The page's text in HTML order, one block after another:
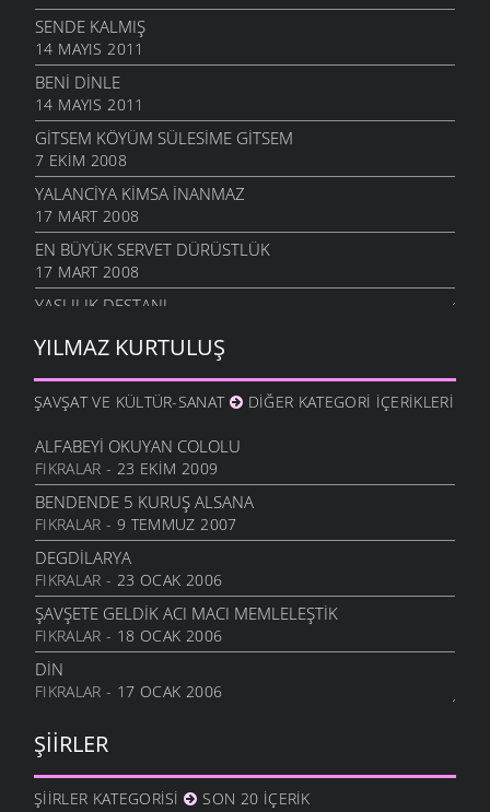
SENDE KALMIŞ
14 MAYIS 2011
BENI DINLE
14 MAYIS 2011
GITSEM KÖYÜM SÜLESIME GITSEM
7 EKIM 2008
YALANCIYA KIMSA İNANMAZ
17 MART 2008
EN BÜYÜK SERVET DÜRÜSTLÜK
17 MART 2008
YAŞLILIK DESTANI
BAŞIN DIK OLSUN
5 ARALIK 2007
BANA NE, BOŞ VER DEMEYIN
22 KASIM 2007
ÖZLEDIM BEN KÖYÜMÜ ÖZLEDIM
15 KASIM 2007
YAYLALARIN GARIP KALISI
16 MART 2007
MUTLULUK
24 ŞUBAT 2007
VEKILIM
24 ŞUBAT 2007
YILMAZ KURTULUŞ
ŞAVŞAT VE KÜLTÜR-SANAT DIĞER KATEGORI İÇERIKLERI
ALFABEYI OKUYAN COLOLU
FIKRALAR - 23 EKIM 2009
BENDENDE 5 KURUŞ ALSANA
FIKRALAR - 9 TEMMUZ 2007
DEGDİLARYA
FIKRALAR - 23 OCAK 2006
ŞAVŞETE GELDIK ACI MACI MEMLELEŞTIK
FIKRALAR - 18 OCAK 2006
DİN
FIKRALAR - 17 OCAK 2006
ŞIIRLER
ŞIIRLER KATEGORISI SON 20 İÇERIK